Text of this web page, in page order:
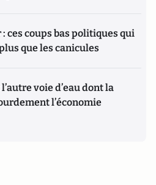
ces coups bas politiques qui
que les canicules
voie d’eau dont la
l’économie